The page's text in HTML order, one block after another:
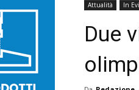
Attualità In
Due